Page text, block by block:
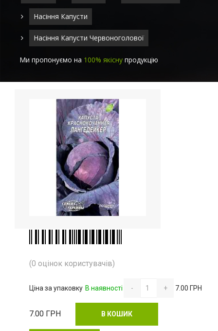
Насіння Капусти
Насіння Капусти Червоноголової
Ми пропонуємо на 100% якісну продукцію
(0 оцінок користувачів)
Ціна за упаковку В наявності - + 7.00 ГРН
7.00 ГРН В КОШИК